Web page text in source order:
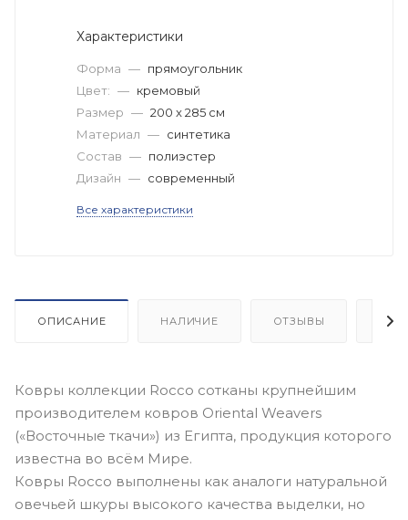
Характеристики
Форма — прямоугольник
Цвет: — кремовый
Размер — 200 x 285 см
Материал — синтетика
Состав — полиэстер
Дизайн — современный
Все характеристики
ОПИСАНИЕ НАЛИЧИЕ ОТЗЫВЫ
Ковры коллекции Rocco сотканы крупнейшим
производителем ковров Oriental Weavers
(«Восточные ткачи») из Египта, продукция которого
известна во всём Мире.
Ковры Rocco выполнены как аналоги натуральной
овечьей шкуры высокого качества выделки, но